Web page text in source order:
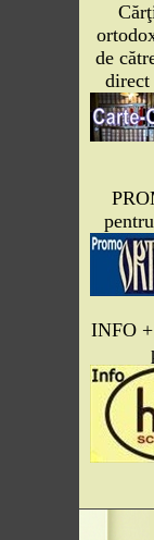
de
direct
INFO